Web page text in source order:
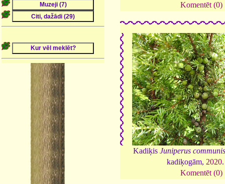
Komentēt (0)
Kadiķis Juniperus communis
kadiķogām, 2020
Komentēt (0)